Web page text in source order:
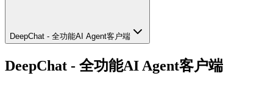
DeepChat - 全功能AI Agent客户端
DeepChat - 全功能AI Agent客户端